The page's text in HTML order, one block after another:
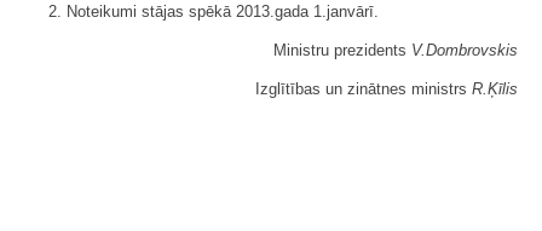
2. Noteikumi stājas spēkā 2013.gada 1.janvārī.
Ministru prezidents V.Dombrovskis
Izglītības un zinātnes ministrs R.Ķīlis